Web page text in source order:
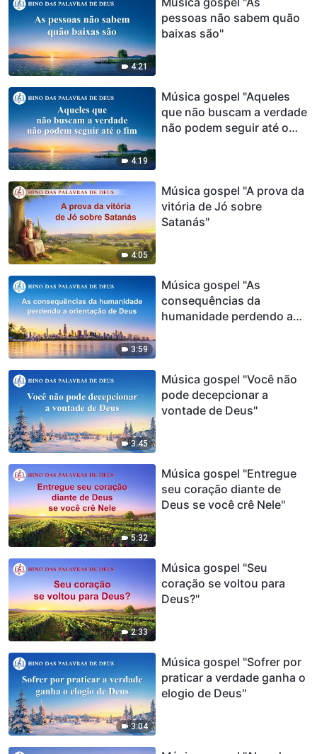
4:21
pessoas não sabem quão
baixas são"
4:19
Música gospel "Aqueles
que não buscam a verdade
não podem seguir até o
4:05
Música gospel "A prova da
vitória de Jó sobre
Satanás"
3:59
Música gospel "As
consequências da
humanidade perdendo a
3:45
Música gospel "Você não
pode decepcionar a
vontade de Deus"
5:32
Música gospel "Entregue
seu coração diante de
Deus se você crê Nele"
2:33
Música gospel "Seu
coração se voltou para
Deus?"
3:04
Música gospel "Sofrer por
praticar a verdade ganha o
elogio de Deus"